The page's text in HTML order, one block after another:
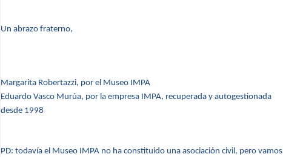
Un abrazo fraterno,
Margarita Robertazzi, por el Museo IMPA
Eduardo Vasco Murúa, por la empresa IMPA, recuperada y autogestionada
desde 1998
PD: todavía el Museo IMPA no ha constituido una asociación civil, pero vamos